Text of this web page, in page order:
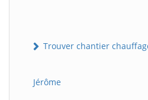
Trouver chantier
Jérôme